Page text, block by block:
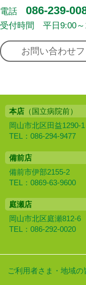
電話 086-239-
受付時間 平日9:00
お問い合わせ
本店 （国立病院前）
岡山市北区田益1290-1
TEL：086-294-9477
備前店
備前市伊部2155-2
TEL：0869-63-9600
庭瀬店
岡山市北区庭瀬812-6
TEL：086-292-0020
ご利用者さま・地域の